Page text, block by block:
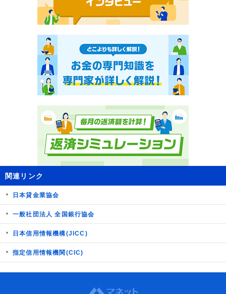
関連リンク
日本貸金業協会
一般社団法人 全国銀行協会
日本信用情報機構(JICC)
指定信用情報機関(CIC)